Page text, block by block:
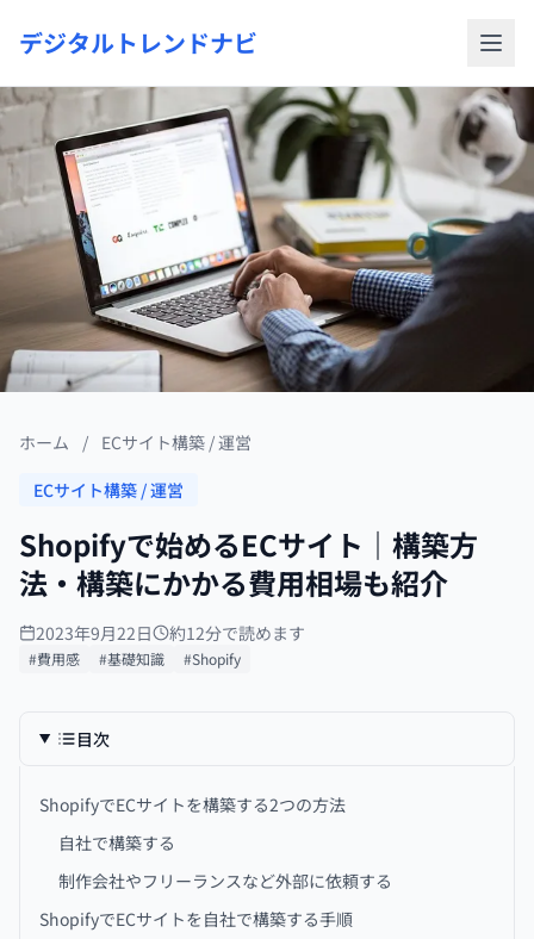
デジタルトレンドナビ
ホーム / ECサイト構築 / 運営
ECサイト構築 / 運営
Shopifyで始めるECサイト｜構築方
法・構築にかかる費用相場も紹介
2023年9月22日 約12分で読めます
#費用感 #基礎知識 #Shopify
目次
ShopifyでECサイトを構築する2つの方法
自社で構築する
制作会社やフリーランスなど外部に依頼する
ShopifyでECサイトを自社で構築する手順